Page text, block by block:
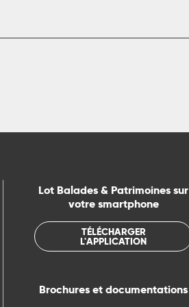
Lot Balades & Patrimoines sur
votre smartphone
TÉLÉCHARGER
L'APPLICATION
Brochures et documentations